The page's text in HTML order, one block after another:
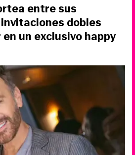
entre sus
dobles
un exclusivo happy